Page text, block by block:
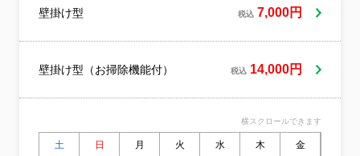
ます。作業は笑顔で丁寧かつスピーディー
に行い、繁忙期には月に150〜200件の実績
ニングと一緒にご利用いただくことをおす
除去し、健康で笑顔あふれる毎日をお届け
ハウスクリーニング会社の中から、ぜひお
掃除マンにお任せください。
壁掛け型 税込 7,000円
壁掛け型（お掃除機能付） 税込 14,000円
横スクロールできます
土 日 月 火 水 木 金